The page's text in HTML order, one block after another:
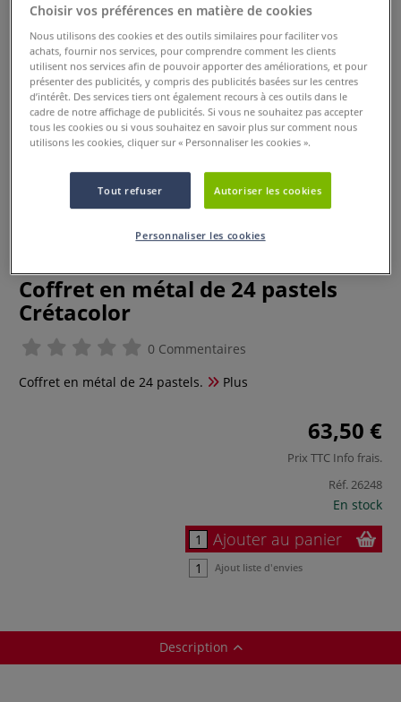
Coffret en métal de 24 pastels
Crétacolor
0 Commentaires
Coffret en métal de 24 pastels.
Plus
63,50 €
Prix TTC Info frais.
Réf.26248
En stock
Ajouter au panier
Ajout liste d'envies
Description
Choisir vos préférences en matière de cookies
Nous utilisons des cookies et des outils similaires pour faciliter vos
achats, fournir nos services, pour comprendre comment les clients
utilisent nos services afin de pouvoir apporter des améliorations, et pour
présenter des publicités, y compris des publicités basées sur les centres
d’intérêt. Des services tiers ont également recours à ces outils dans le
cadre de notre affichage de publicités. Si vous ne souhaitez pas accepter
tous les cookies ou si vous souhaitez en savoir plus sur comment nous
utilisons les cookies, cliquer sur « Personnaliser les cookies ».
Tout refuser Autoriser les cookies
Personnaliser les cookies